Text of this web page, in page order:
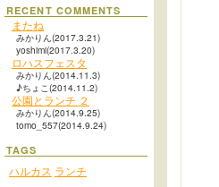
RECENT COMMENTS
またね
みかりん(2017.3.21)
yoshimi(2017.3.20)
ロハスフェスタ
みかりん(2014.11.3)
♪ちょこ(2014.11.2)
公園とランチ ２
みかりん(2014.9.25)
tomo_557(2014.9.24)
TAGS
ハルカス ランチ